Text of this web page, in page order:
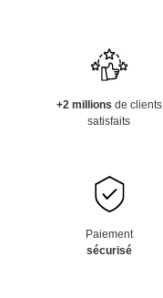
+2 millions de clients
satisfaits
Paiement
sécurisé